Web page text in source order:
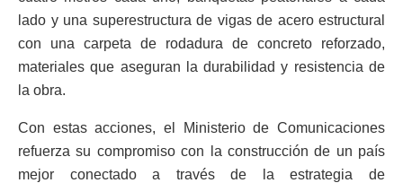
lado y una superestructura de vigas de acero estructural
con una carpeta de rodadura de concreto reforzado,
materiales que aseguran la durabilidad y resistencia de
la obra.
Con estas acciones, el Ministerio de Comunicaciones
refuerza su compromiso con la construcción de un país
mejor conectado a través de la estrategia de